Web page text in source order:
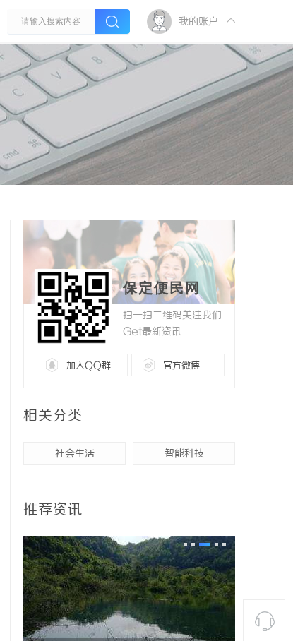
我的账户
保定便民网
扫一扫二维码关注我们
Get最新资讯
加入QQ群 官方微博
相关分类
社会生活 智能科技
推荐资讯